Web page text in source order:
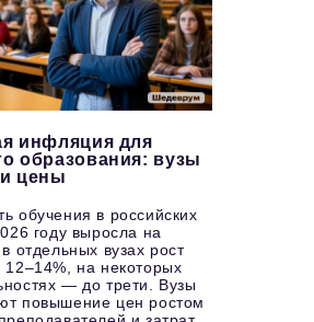
инфляция для
образования: вузы
цены
обучения в российских
году выросла на
отдельных вузах рост
12–14%, на некоторых
— до трети. Вузы
повышение цен ростом